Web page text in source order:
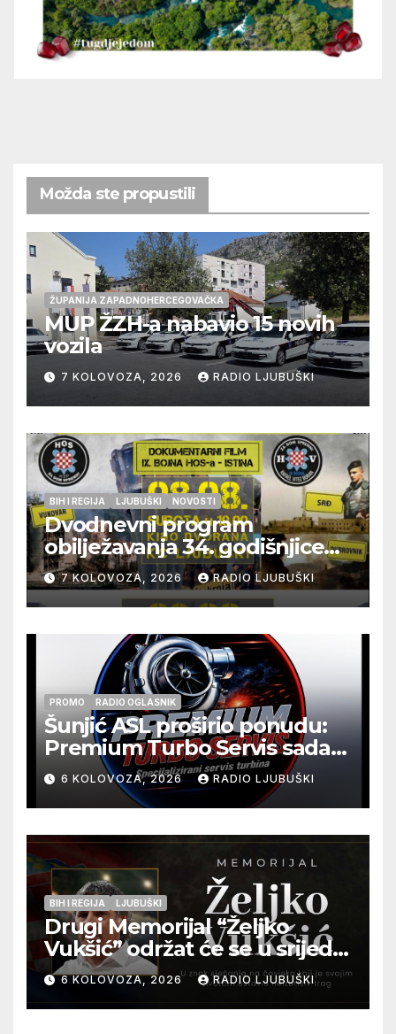
Možda ste propustili
ŽUPANIJA ZAPADNOHERCEGOVAČKA
MUP ŽZH-a nabavio 15 novih
vozila
7 KOLOVOZA, 2026 RADIO LJUBUŠKI
BIH I REGIJA LJUBUŠKI NOVOSTI
Dvodnevni program
obilježavanja 34. godišnjice
pogibije generala Blaža
Kraljevića i osmorice
pripadnika HOS-a
7 KOLOVOZA, 2026 RADIO LJUBUŠKI
PROMO RADIO OGLASNIK
Šunjić ASL proširio ponudu:
Premium Turbo Servis sada
na jednoj adresi u Ljubuškom
6 KOLOVOZA, 2026 RADIO LJUBUŠKI
BIH I REGIJA LJUBUŠKI
Drugi Memorijal “Željko
Vukšić” održat će se u srijedu
12. kolovoza u Otoku
6 KOLOVOZA, 2026 RADIO LJUBUŠKI